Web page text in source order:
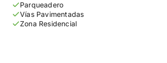
Parqueadero
Vías Pavimentadas
Zona Residencial